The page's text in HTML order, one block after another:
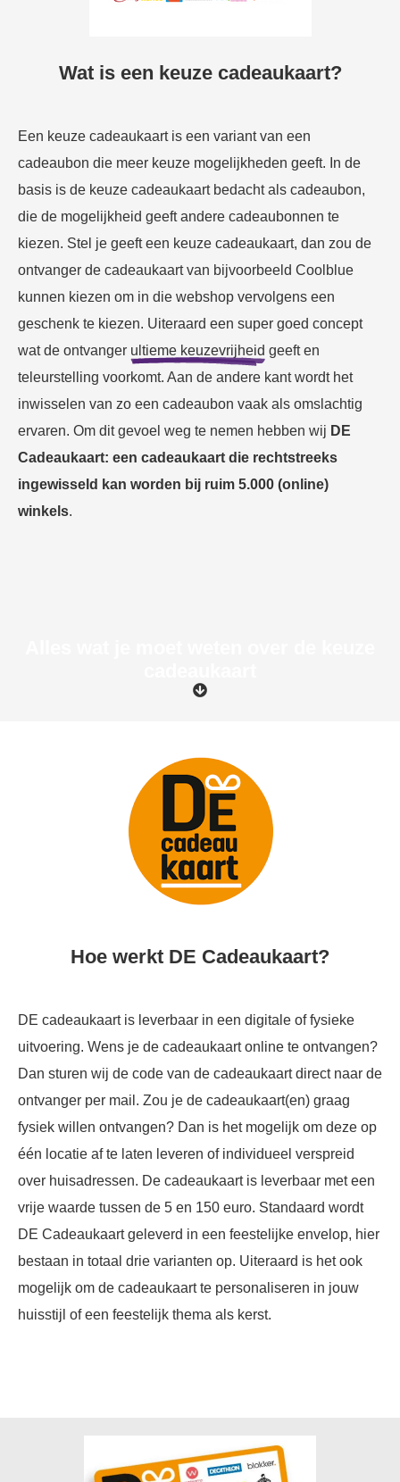
Wat is een keuze cadeaukaart?
Een keuze cadeaukaart is een variant van een
cadeaubon die meer keuze mogelijkheden geeft. In de
basis is de keuze cadeaukaart bedacht als cadeaubon,
die de mogelijkheid geeft andere cadeaubonnen te
kiezen. Stel je geeft een keuze cadeaukaart, dan zou de
ontvanger de cadeaukaart van bijvoorbeeld Coolblue
kunnen kiezen om in die webshop vervolgens een
geschenk te kiezen. Uiteraard een super goed concept
wat de ontvanger ultieme keuzevrijheid geeft en
teleurstelling voorkomt. Aan de andere kant wordt het
inwisselen van zo een cadeaubon vaak als omslachtig
ervaren. Om dit gevoel weg te nemen hebben wij DE
Cadeaukaart: een cadeaukaart die rechtstreeks
ingewisseld kan worden bij ruim 5.000 (online)
winkels.
Hoe werkt DE Cadeaukaart?
DE cadeaukaart is leverbaar in een digitale of fysieke
uitvoering. Wens je de cadeaukaart online te ontvangen?
Dan sturen wij de code van de cadeaukaart direct naar de
ontvanger per mail. Zou je de cadeaukaart(en) graag
fysiek willen ontvangen? Dan is het mogelijk om deze op
één locatie af te laten leveren of individueel verspreid
over huisadressen. De cadeaukaart is leverbaar met een
vrije waarde tussen de 5 en 150 euro. Standaard wordt
DE Cadeaukaart geleverd in een feestelijke envelop, hier
bestaan in totaal drie varianten op. Uiteraard is het ook
mogelijk om de cadeaukaart te personaliseren in jouw
huisstijl of een feestelijk thema als kerst.